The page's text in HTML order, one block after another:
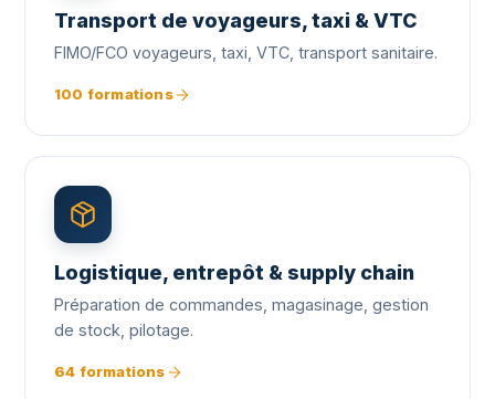
Transport de voyageurs, taxi & VTC
FIMO/FCO voyageurs, taxi, VTC, transport sanitaire.
100 formations
Logistique, entrepôt & supply chain
Préparation de commandes, magasinage, gestion
de stock, pilotage.
64 formations